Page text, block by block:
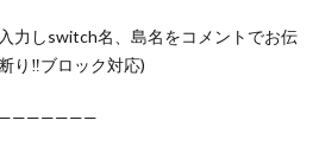
力しswitch名、島名をコメントでお伝
り‼️ブロック対応)